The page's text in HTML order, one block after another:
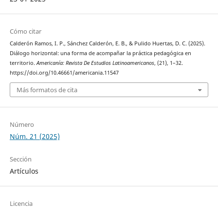
Cómo citar
Calderón Ramos, I. P., Sánchez Calderón, E. B., & Pulido Huertas, D. C. (2025).
Diálogo horizontal: una forma de acompañar la práctica pedagógica en
territorio.Americanía: Revista De Estudios Latinoamericanos, (21), 1–32.
https://doi.org/10.46661/americania.11547
Más formatos de cita
Número
Núm. 21 (2025)
Sección
Artículos
Licencia